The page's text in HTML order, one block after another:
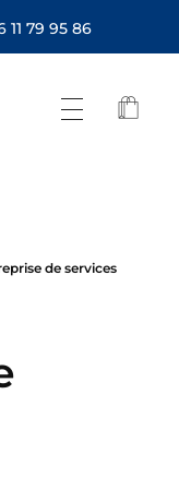
11 79 95 86
de services